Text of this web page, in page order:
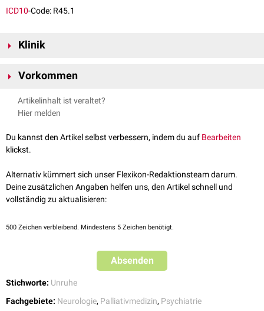
ICD10-Code: R45.1
Klinik
Hyperaktivität) mit hastigen, fahrigen und ziellosen Bewegungen aus.
Typische Verhaltensweisen sind unruhiges Hin- und Herlaufen, Zappeln,
Zerren an der eigenen Kleidung und die Unfähigkeit, still zu sitzen.
Vorkommen
Agitiertheit tritt in vielen verschiedenen Zusammenhängen auf, zum
Beispiel bei/in:
psychischen Erkrankungen (Psychosen)
Einnahme bestimmter
Drogenentzug, z.B. im Rahmen einesAlkoholentzugssyndroms
derFinalphasedes Lebens (terminale Unruhe)
Artikelinhalt ist veraltet?
Hier melden
Du kannst den Artikel selbst verbessern, indem du auf Bearbeiten
klickst.
Alternativ kümmert sich unser Flexikon-Redaktionsteam darum.
Deine zusätzlichen Angaben helfen uns, den Artikel schnell und
vollständig zu aktualisieren:
500 Zeichen verbleibend. Mindestens 5 Zeichen benötigt.
Absenden
Stichworte: Unruhe
Fachgebiete: Neurologie, Palliativmedizin, Psychiatrie